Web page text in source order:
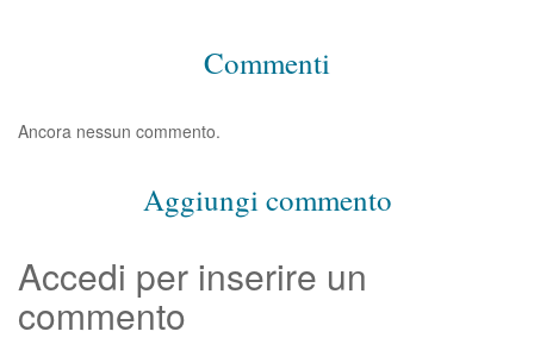
Commenti
Ancora nessun commento.
Aggiungi commento
Accedi per inserire un
commento